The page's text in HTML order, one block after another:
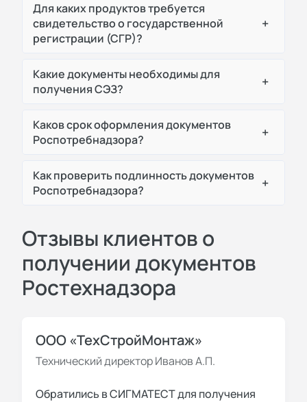
Для каких продуктов требуется
свидетельство о государственной
регистрации (СГР)?
+
Какие документы необходимы для
получения СЭЗ?
+
Каков срок оформления документов
Роспотребнадзора?
+
Как проверить подлинность документов
Роспотребнадзора?
+
Отзывы клиентов о
получении документов
Ростехнадзора
ООО «ТехСтройМонтаж»
Технический директор Иванов А.П.
Обратились в СИГМАТЕСТ для получения